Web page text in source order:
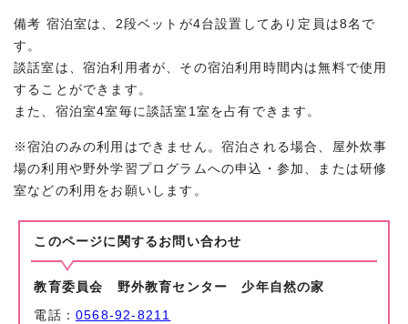
備考 宿泊室は、2段ベットが4台設置してあり定員は8名で
す。
談話室は、宿泊利用者が、その宿泊利用時間内は無料で使用
することができます。
また、宿泊室4室毎に談話室1室を占有できます。
※宿泊のみの利用はできません。宿泊される場合、屋外炊事
場の利用や野外学習プログラムへの申込・参加、または研修
室などの利用をお願いします。
このページに関する お問い合わせ
教育委員会 野外教育センター 少年自然の家
電話：0568-92-8211